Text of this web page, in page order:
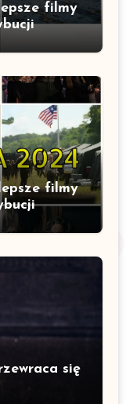
filmy
filmy
się